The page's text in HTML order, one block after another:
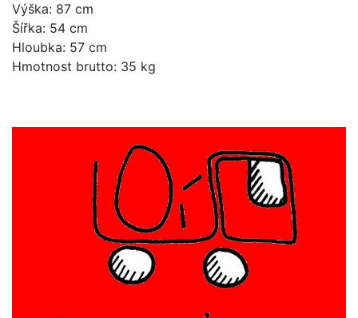
Výška: 87 cm
Šířka: 54 cm
Hloubka: 57 cm
Hmotnost brutto: 35 kg